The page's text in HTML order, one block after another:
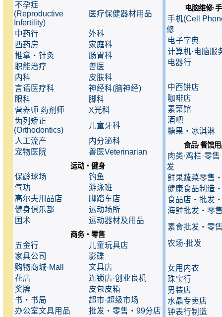
不孕症
(Reproductive
Infertility)
医疗保健器材用品
中药行
外科
西药房
家庭科
推拿・针灸
肠胃科
职能治疗
兽医
内科
皮肤科
言语医疗科
神经科(脑神经)
眼科
脚科
营养师 药剂师
X光科
齿列矫正
(Orthodontics)
儿童牙科
人工流产
内分泌科
宠物医院
兽医Veterinarian
运动・健身
保龄球场
钓鱼
气功
游泳班
高尔夫用品店
脚踏车店
健身俱乐部
运动场所
国术
运动器材及用品
商务・零售
五金行
儿童玩具店
家具公司
影碟
购物商城·Mall
文具店
花店
连锁店·创业良机
奖牌
皮包皮箱
书・书局
超市·超级市场
办公室文具用品
批发・零售・99分店
电脑维修·
手机(Cell
修
电子字典
计算机·电脑服
电器行
中西饼店
咖啡店
素菜馆
酒吧
糖果・冰淇淋
食品·餐馆
肉类·鸡栏·零
发
鲜果蔬菜零售
健康食品制造
食品店・批发
海鲜批发・零
素食批发・零
农场·批发
女用内衣
珠宝行
男装店
水晶专卖店
钟表行制造